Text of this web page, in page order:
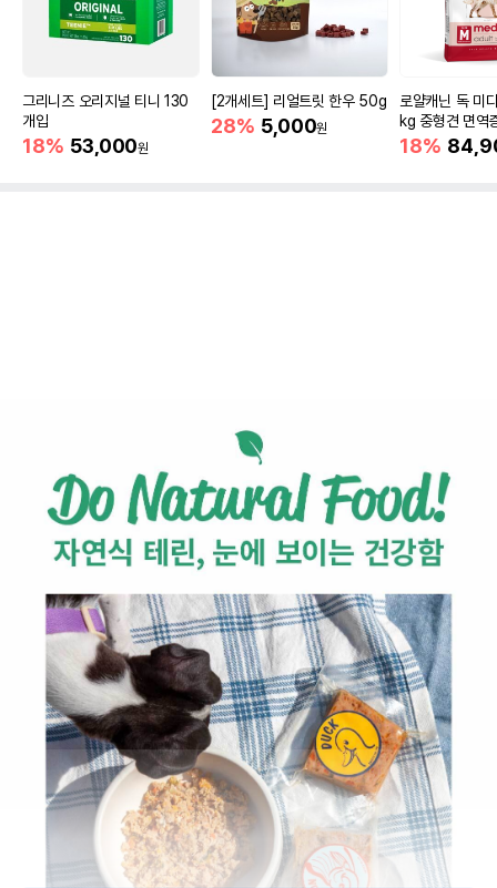
그리니즈 오리지널 티니 130
개입
18% 53,000원
[2개세트] 리얼트릿 한우 50g
28% 5,000원
로얄캐닌 독 미
kg 중형견 면역
18%